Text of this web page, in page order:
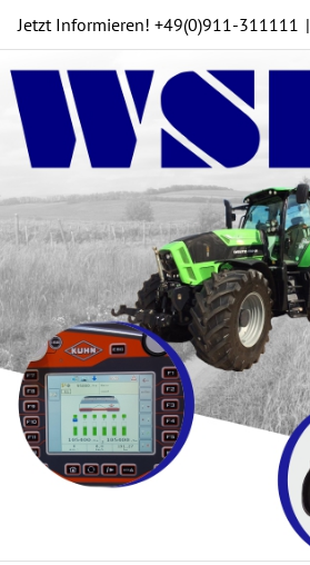
Jetzt Informieren! +49(0)911-311111 |